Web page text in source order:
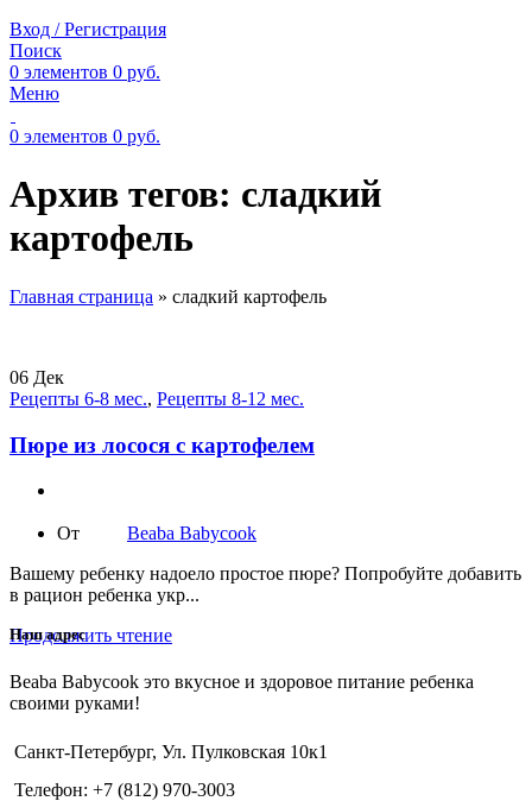
Вход / Регистрация
Поиск
0 элементов 0 руб.
Меню
0 элементов 0 руб.
Архив тегов: сладкий
картофель
Главная страница » сладкий картофель
06 Дек
Рецепты 6-8 мес., Рецепты 8-12 мес.
Пюре из лосося с картофелем
От
Beaba Babycook
Вашему ребенку надоело простое пюре? Попробуйте добавить
в рацион ребенка укр...
Продолжить чтение
Наш адрес
Beaba Babycook это вкусное и здоровое питание ребенка
своими руками!
Санкт-Петербург, Ул. Пулковская 10к1
Телефон: +7 (812) 970-3003